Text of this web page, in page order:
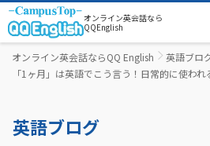
オンライン英会話なら
QQEnglish
オンライン英会話ならQQ English
英語ブロ
「1ヶ月」は英語でこう言う！日常的に使わ
英語ブログ